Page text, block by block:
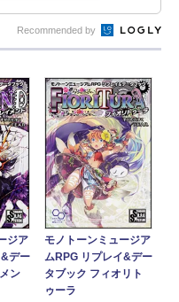
Recommended by
ジア
デー
ン
モノトーンミュージア
ムRPG リプレイ&デー
タブック フィオリト
ゥーラ